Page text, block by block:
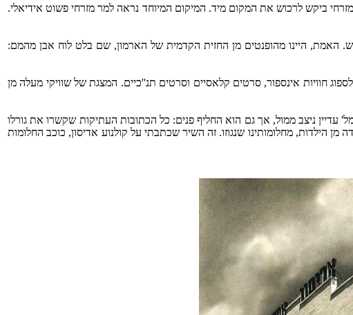
ספר למל, משכה את הלב, ומר מזרחי ביקש לרכוש את המקום מיד. המיקום המיוחד נראה למר מזרחי פשוט אידיאלי.
האמת, היינו מהופנטים מן החזית הקדמית של הארמון, שם בלט לוח אבן מהמם:
ובהצגות תיאטרון, להיבלע בין 1200 המושבים. כן, זה לא נשכח, זכינו לספוג חוויות אינספור, סרטים קלאסיים וסרטים תנ''כיים. המצגת של שוויקי מעלה מן
שלנו נבנה פרויקט מגורים. בית הספר 'למל' עדיין ניצב ממול, אך גם הוא החליף פנים: כל הכתובות העתיקות שקשרו את גורלו
מחלומותינו שנגוזו. זה השיר שכתבתי על קולנוע אדיסון, כוכב החלומות